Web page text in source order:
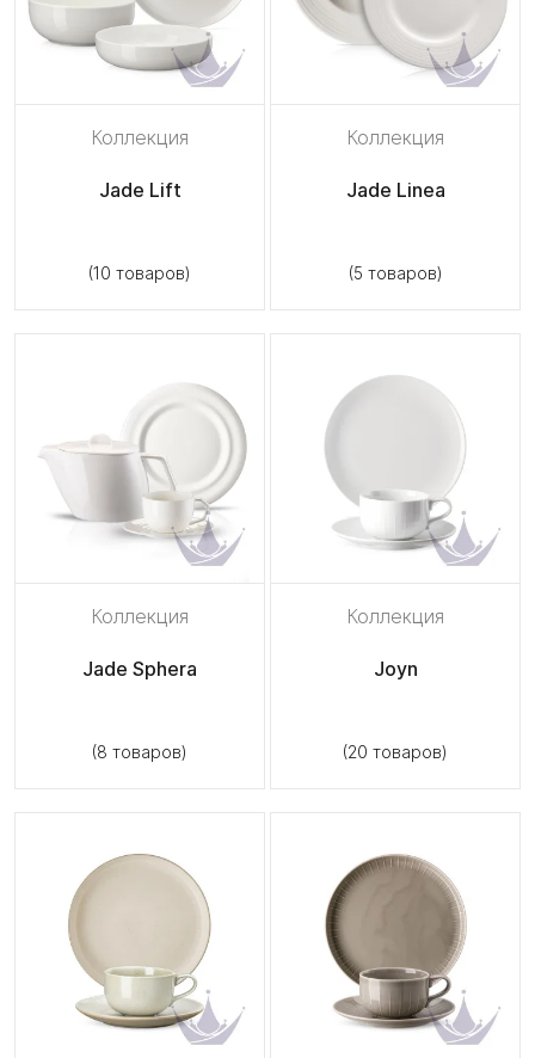
Коллекция
Jade Lift
(10 товаров)
Коллекция
Jade Linea
(5 товаров)
Коллекция
Jade Sphera
(8 товаров)
Коллекция
Joyn
(20 товаров)